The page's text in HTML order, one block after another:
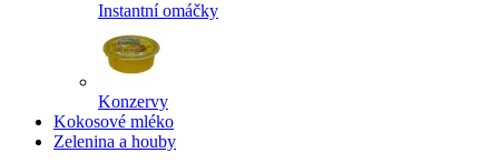
Instantní omáčky
Konzervy
Kokosové mléko
Zelenina a houby